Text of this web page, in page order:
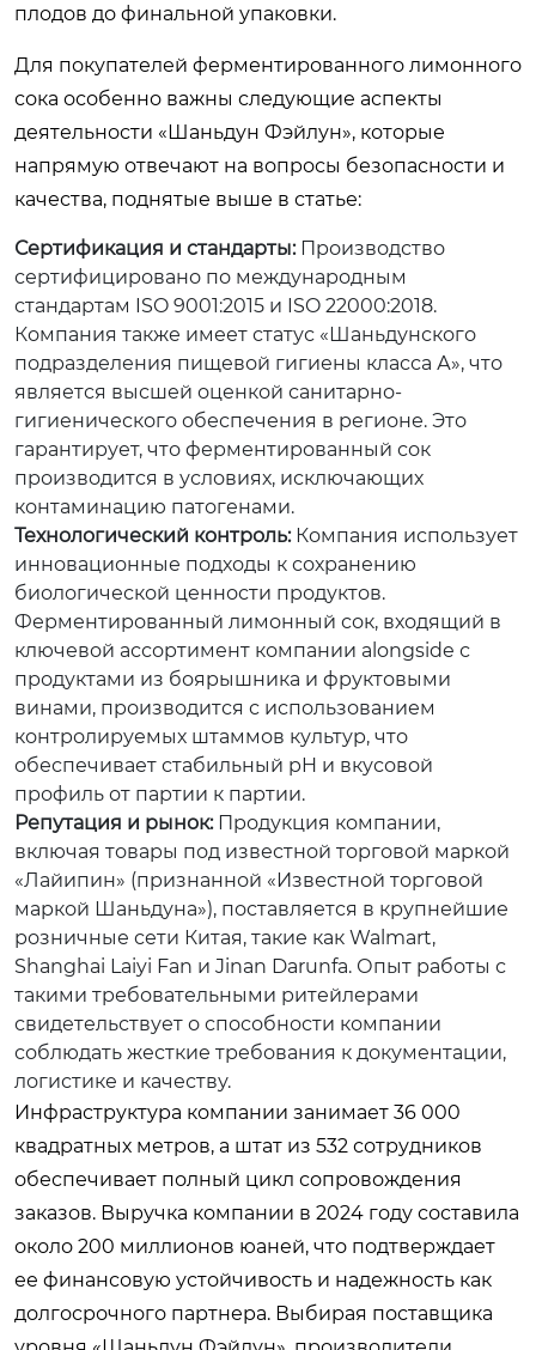
плодов до финальной упаковки.
Для покупателей ферментированного лимонного
сока особенно важны следующие аспекты
деятельности «Шаньдун Фэйлун», которые
напрямую отвечают на вопросы безопасности и
качества, поднятые выше в статье:
Сертификация и стандарты:Производство
сертифицировано по международным
стандартам ISO 9001:2015 и ISO 22000:2018.
Компания также имеет статус «Шаньдунского
подразделения пищевой гигиены класса А», что
является высшей оценкой санитарно-
гигиенического обеспечения в регионе. Это
гарантирует, что ферментированный сок
производится в условиях, исключающих
контаминацию патогенами.
Технологический контроль:Компания использует
инновационные подходы к сохранению
биологической ценности продуктов.
Ферментированный лимонный сок, входящий в
ключевой ассортимент компании alongside с
продуктами из боярышника и фруктовыми
винами, производится с использованием
контролируемых штаммов культур, что
обеспечивает стабильный pH и вкусовой
профиль от партии к партии.
Репутация и рынок:Продукция компании,
включая товары под известной торговой маркой
«Лайипин» (признанной «Известной торговой
маркой Шаньдуна»), поставляется в крупнейшие
розничные сети Китая, такие как Walmart,
Shanghai Laiyi Fan и Jinan Darunfa. Опыт работы с
такими требовательными ритейлерами
свидетельствует о способности компании
соблюдать жесткие требования к документации,
логистике и качеству.
Инфраструктура компании занимает 36 000
квадратных метров, а штат из 532 сотрудников
обеспечивает полный цикл сопровождения
заказов. Выручка компании в 2024 году составила
около 200 миллионов юаней, что подтверждает
ее финансовую устойчивость и надежность как
долгосрочного партнера. Выбирая поставщика